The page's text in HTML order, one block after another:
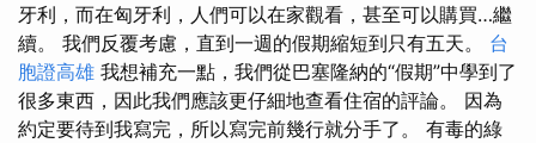
牙利，而在匈牙利，人們可以在家觀看，甚至可以購買…繼
續。 我們反覆考慮，直到一週的假期縮短到只有五天。 台
胞證高雄 我想補充一點，我們從巴塞隆納的“假期”中學到了
很多東西，因此我們應該更仔細地查看住宿的評論。 因為
約定要待到我寫完，所以寫完前幾行就分手了。 有毒的綠